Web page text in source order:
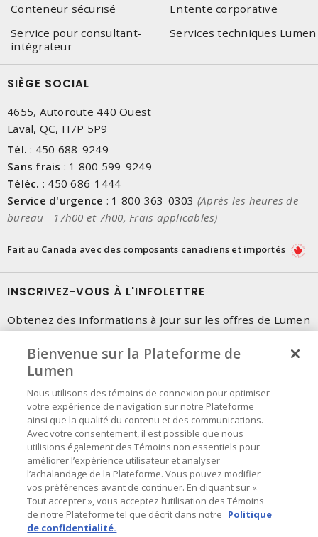
Conteneur sécurisé
Entente corporative
Service pour consultant-
intégrateur
Services techniques Lumen
SIÈGE SOCIAL
4655, Autoroute 440 Ouest
Laval, QC, H7P 5P9
Tél. : 450 688-9249
Sans frais : 1 800 599-9249
Téléc. : 450 686-1444
Service d'urgence : 1 800 363-0303 (Après les heures de
bureau - 17h00 et 7h00, Frais applicables)
Fait au Canada avec des composants canadiens et importés
INSCRIVEZ-VOUS À L'INFOLETTRE
Obtenez des informations à jour sur les offres de Lumen
Préférences en matière de cookies
Bienvenue sur la Plateforme de
Lumen
Nous utilisons des témoins de connexion pour optimiser
votre expérience de navigation sur notre Plateforme
ainsi que la qualité du contenu et des communications.
Avec votre consentement, il est possible que nous
utilisions également des Témoins non essentiels pour
améliorer l’expérience utilisateur et analyser
l’achalandage de la Plateforme. Vous pouvez modifier
vos préférences avant de continuer. En cliquant sur «
Tout accepter », vous acceptez l’utilisation des Témoins
de notre Plateforme tel que décrit dans notre Politique
de confidentialité.